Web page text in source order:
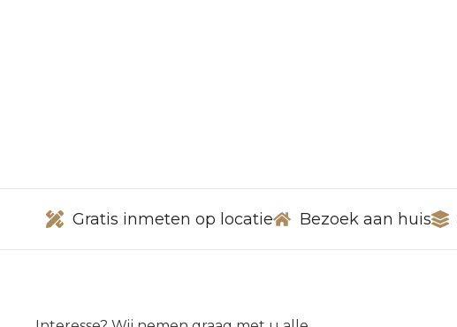
Gratis inmeten op locatie Bezoek aan huis